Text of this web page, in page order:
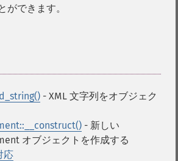
ができます。
- XML 文字列をオブジェク
- 新しい
オブジェクトを作成する
応